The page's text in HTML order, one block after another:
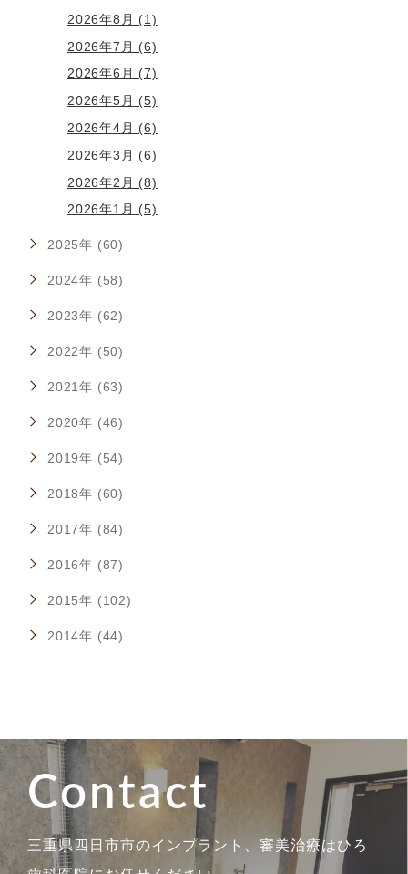
2026年8月 (1)
2026年7月 (6)
2026年6月 (7)
2026年5月 (5)
2026年4月 (6)
2026年3月 (6)
2026年2月 (8)
2026年1月 (5)
2025年 (60)
2024年 (58)
2023年 (62)
2022年 (50)
2021年 (63)
2020年 (46)
2019年 (54)
2018年 (60)
2017年 (84)
2016年 (87)
2015年 (102)
2014年 (44)
Contact
三重県四日市市のインプラント、審美治療はひろ